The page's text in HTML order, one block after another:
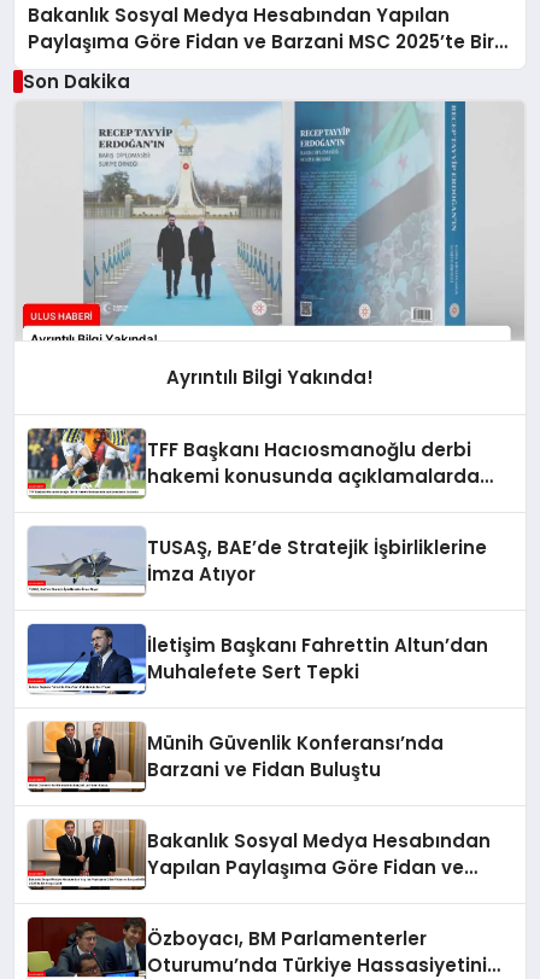
Bakanlık Sosyal Medya Hesabından Yapılan
Paylaşıma Göre Fidan ve Barzani MSC 2025’te Bir
Araya Geldi
Son Dakika
Ayrıntılı Bilgi Yakında!
TFF Başkanı Hacıosmanoğlu derbi
hakemi konusunda açıklamalarda
TUSAŞ, BAE’de Stratejik İşbirliklerine
İmza Atıyor
İletişim Başkanı Fahrettin Altun’dan
Muhalefete Sert Tepki
Münih Güvenlik Konferansı’nda
Barzani ve Fidan Buluştu
Bakanlık Sosyal Medya Hesabından
Yapılan Paylaşıma Göre Fidan ve
Özboyacı, BM Parlamenterler
Oturumu’nda Türkiye Hassasiyetini